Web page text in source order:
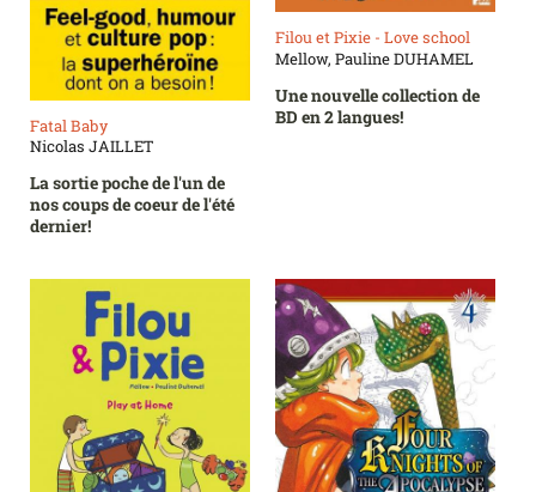
Fatal Baby
Nicolas JAILLET
La sortie poche de l'un de
nos coups de coeur de l'été
dernier!
Filou et Pixie - Love school
Mellow, Pauline DUHAMEL
Une nouvelle collection de
BD en 2 langues!